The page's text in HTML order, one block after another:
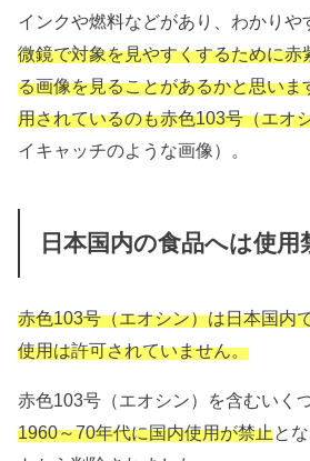
インクや燃料などがあり、わかりや
微鏡で対象を見やすくするために赤
る画像を見ることがあるかと思いま
用されているのも赤色103号（エオ
イキャッチのような画像）。
日本国内の食品へは使用
赤色103号（エオシン）は日本国内
使用は許可されていません。
赤色103号（エオシン）を含むいく
1960～70年代に国内使用が禁止と